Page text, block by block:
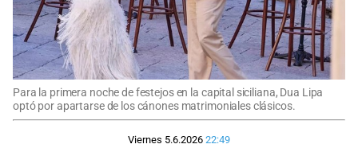
Para la primera noche de festejos en la capital siciliana, Dua Lipa
optó por apartarse de los cánones matrimoniales clásicos.
Viernes 5.6.2026 22:49